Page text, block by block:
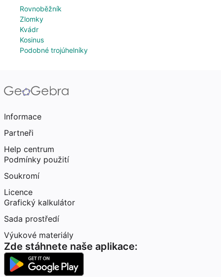
Rovnoběžník
Zlomky
Kvádr
Kosinus
Podobné trojúhelníky
Informace
Partneři
Help centrum
Podmínky použití
Soukromí
Licence
Grafický kalkulátor
Sada prostředí
Výukové materiály
Zde stáhnete naše aplikace: